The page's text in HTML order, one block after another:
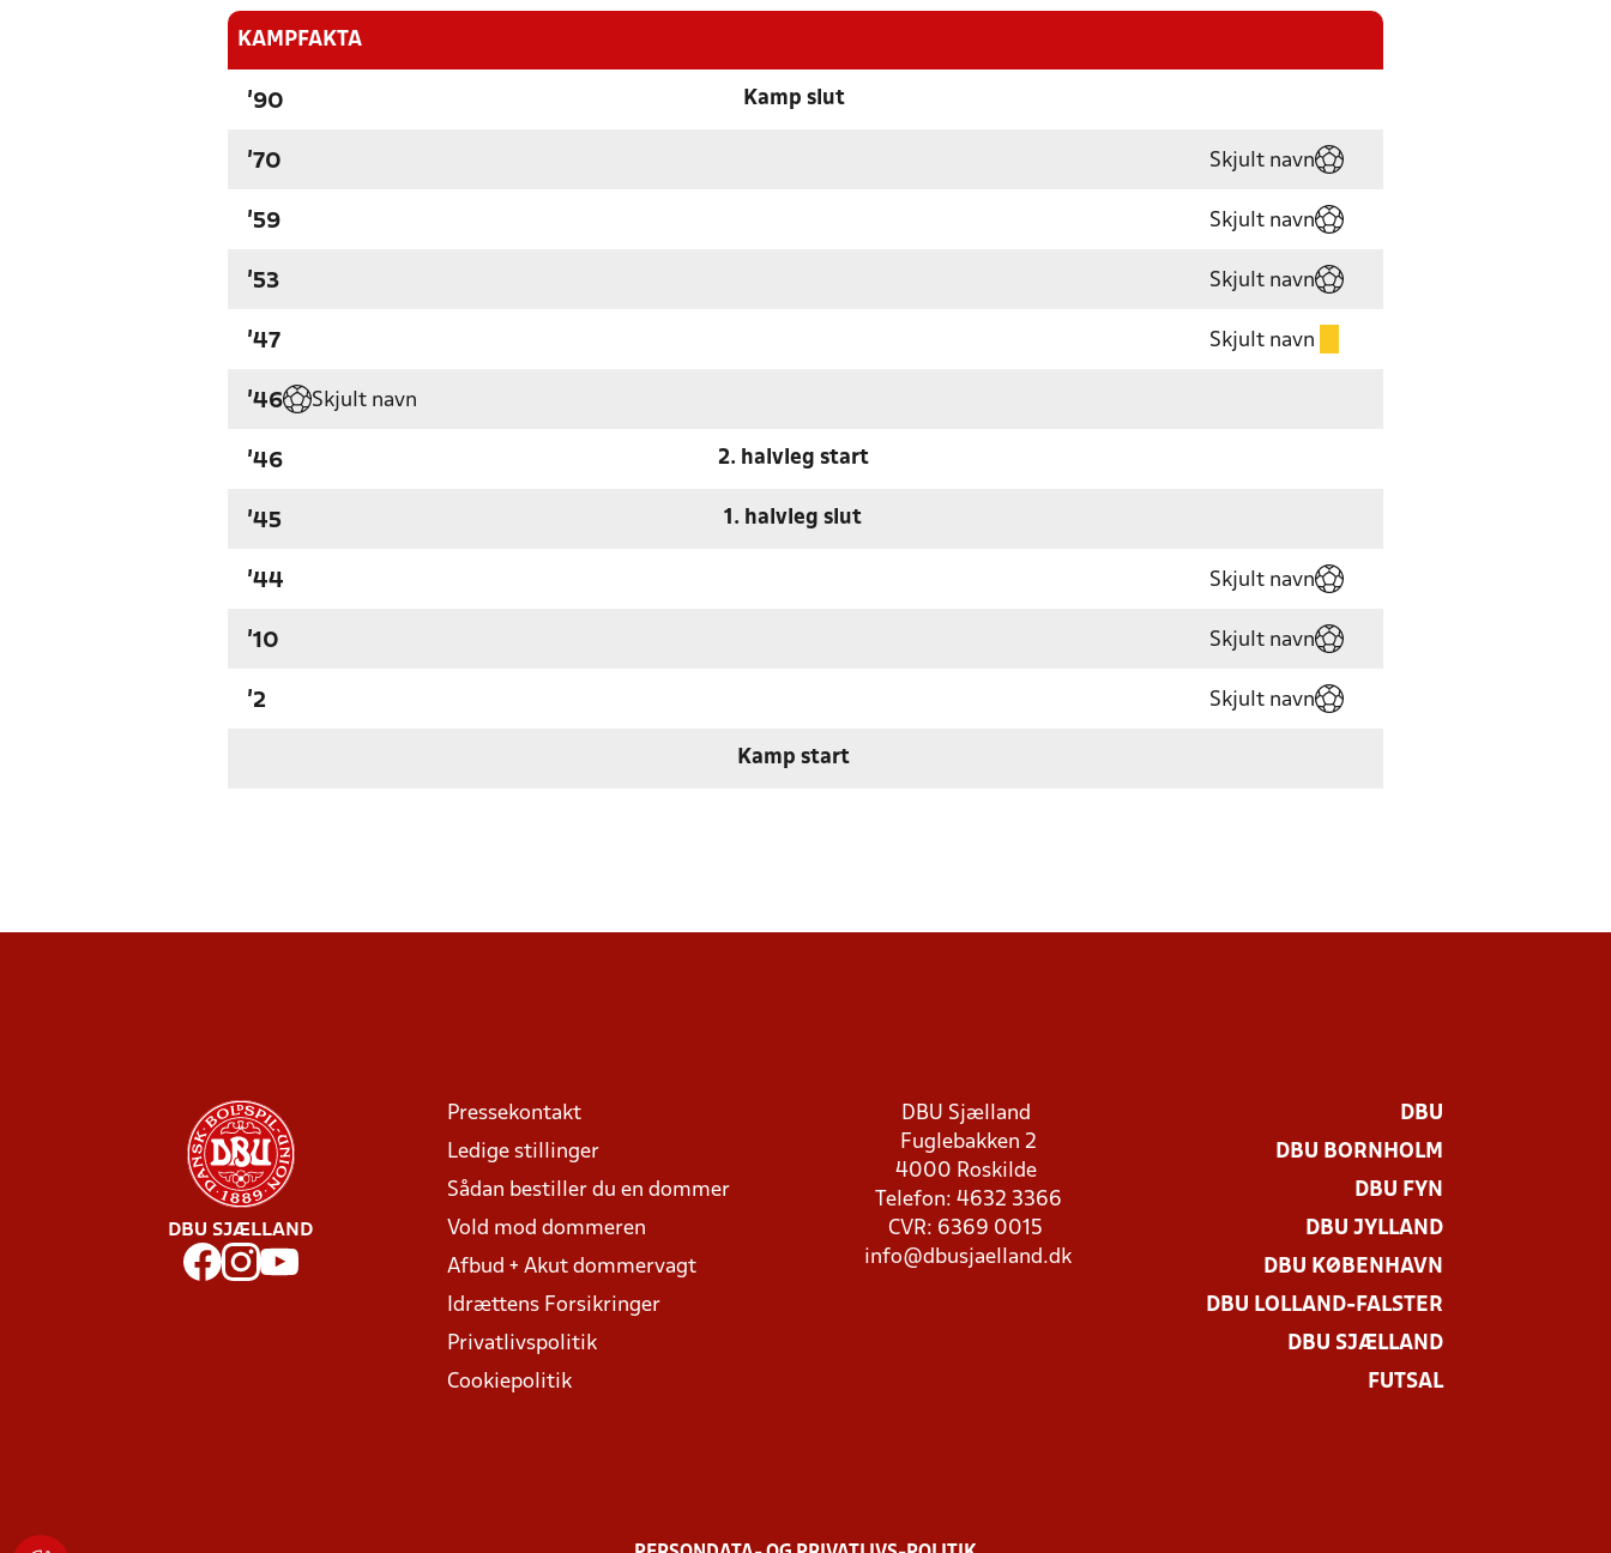
KAMPFAKTA
'90 Kamp slut
'70 Skjult navn
'59 Skjult navn
'53 Skjult navn
'47 Skjult navn
'46 Skjult navn
'46 2. halvleg start
'45 1. halvleg slut
'44 Skjult navn
'10 Skjult navn
'2 Skjult navn
Kamp start
DBU SJÆLLAND
Pressekontakt
Ledige stillinger
Sådan bestiller du en dommer
Vold mod dommeren
Afbud + Akut dommervagt
Idrættens Forsikringer
Privatlivspolitik
Cookiepolitik
DBU Sjælland
Fuglebakken 2
4000 Roskilde
Telefon: 4632 3366
CVR: 6369 0015
info@dbusjaelland.dk
DBU
DBU BORNHOLM
DBU FYN
DBU JYLLAND
DBU KØBENHAVN
DBU LOLLAND-FALSTER
DBU SJÆLLAND
FUTSAL